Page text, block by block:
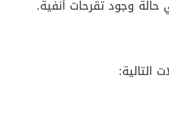
حالة وجود تقرحات أنفية.
التالية: